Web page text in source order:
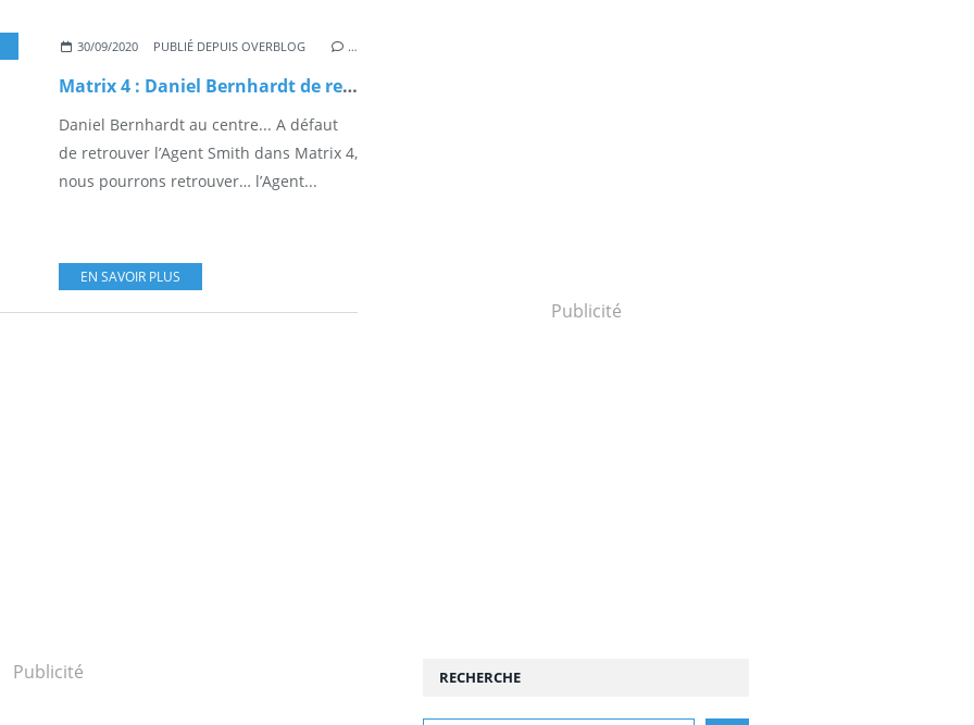
,KEANU REEVES,ACTUS CINÉ,CINEMA-DVD
30/09/2020 PUBLIÉ DEPUIS OVERBLOG …
Matrix 4 : Daniel Bernhardt de retour dans le rôle de l’Agent Johnson !
Daniel Bernhardt au centre... A défaut
de retrouver l’Agent Smith dans Matrix 4,
nous pourrons retrouver… l’Agent...
EN SAVOIR PLUS
Publicité
Publicité
RECHERCHE